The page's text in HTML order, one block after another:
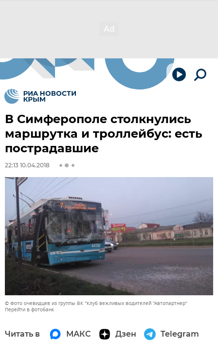
В Симферополе столкнулись
маршрутка и троллейбус: есть
пострадавшие
22:13 10.04.2018
© Фото очевидцев из группы ВК "Клуб вежливых водителей "Автопартнер"
Перейти в фотобанк
Читать в МАКС Дзен Telegram